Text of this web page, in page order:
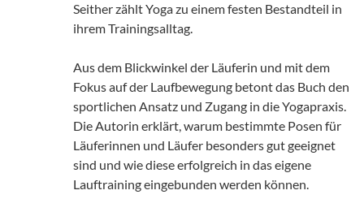
Seither zählt Yoga zu einem festen Bestandteil in
ihrem Trainingsalltag.
Aus dem Blickwinkel der Läuferin und mit dem
Fokus auf der Laufbewegung betont das Buch den
sportlichen Ansatz und Zugang in die Yogapraxis.
Die Autorin erklärt, warum bestimmte Posen für
Läuferinnen und Läufer besonders gut geeignet
sind und wie diese erfolgreich in das eigene
Lauftraining eingebunden werden können.